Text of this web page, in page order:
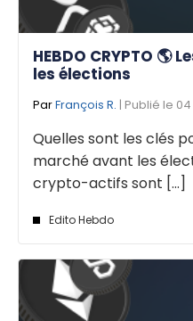
HEBDO CRYPTO
les élections
ParFrançois R. | Publié le
Quelles sont les clés
marché avant les
crypto-actifs sont [...]
Edito Hebdo